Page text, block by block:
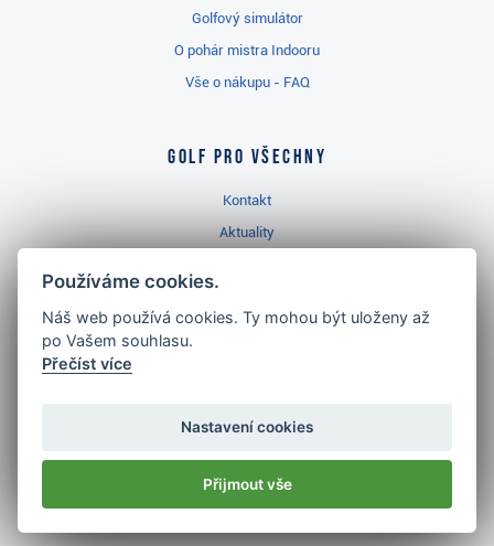
Golfový simulátor
O pohár mistra Indooru
Vše o nákupu - FAQ
Golf pro všechny
Kontakt
Aktuality
Golfový slovník
Nejlépe hodnocený
v ČR
Používáme cookies.
Náš web používá cookies. Ty mohou být uloženy až
po Vašem souhlasu.
Přečíst více
Nastavení cookies
Přijmout vše